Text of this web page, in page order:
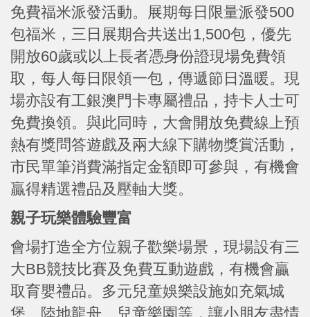
免費福米派發活動。展期每日限量派發500
包福米，三日展期合共送出1,500包，優先
開放60歲或以上長者憑身份證現場免費領
取，每人每日限領一包，傳遞節日溫暖。現
場亦設有工銀澳門卡專屬禮品，持卡人士可
免費換領。與此同時，大會開放免費線上預
熱有獎問答遊戲及兩大線下購物獎賞活動，
市民單筆消費滿指定金額即可參與，有機會
贏得精選禮品及壓軸大獎。
親子玩樂體驗豐富
會場打造全方位親子歡樂場景，現場設有三
大BB競技比賽及免費互動遊戲，有機會贏
取育嬰禮品。多元兒童娛樂設施如充氣城
堡、陸地龍舟、兒童樂園等，讓小朋友盡情